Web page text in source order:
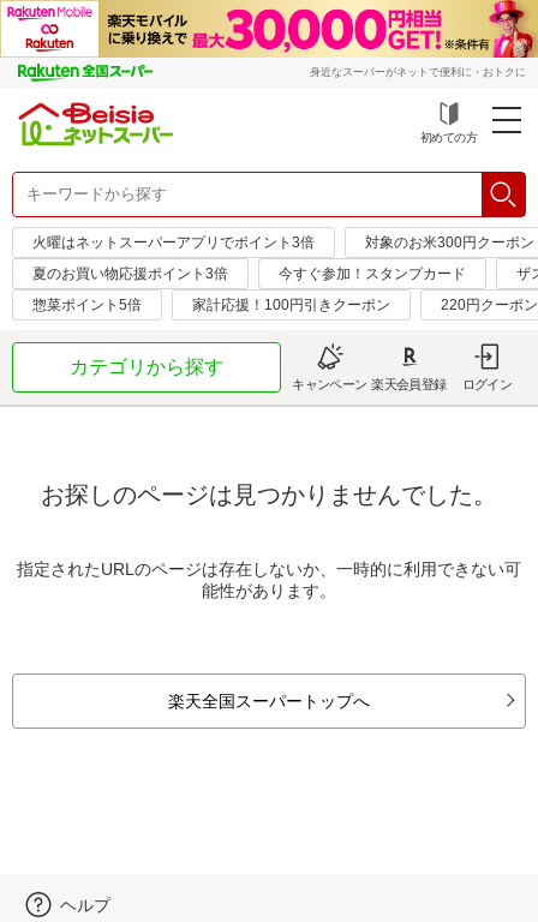
身近なスーパーがネットで便利に・おトクに
初めての方
火曜はネットスーパーアプリでポイント3倍
対象のお米300円クーポン
夏のお買い物応援ポイント3倍
今すぐ参加！スタンプカード
ザ
惣菜ポイント5倍
家計応援！100円引きクーポン 220円クーポ
カテゴリから探す
キャンペーン 楽天会員登録 ログイン
お探しのページは見つかりませんでした。
指定されたURLのページは存在しないか、一時的に利用できない可
能性があります。
楽天全国スーパートップへ
ヘルプ